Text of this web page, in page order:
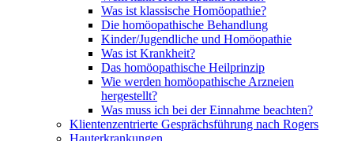
Was ist klassische Homöopathie?
Die homöopathische Behandlung
Kinder/Jugendliche und Homöopathie
Was ist Krankheit?
Das homöopathische Heilprinzip
Wie werden homöopathische Arzneien
hergestellt?
Was muss ich bei der Einnahme beachten?
Klientenzentrierte Gesprächsführung nach Rogers
Hauterkrankungen